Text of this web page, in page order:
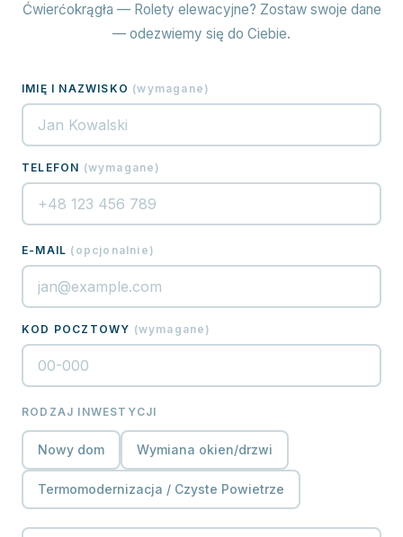
Ćwierćokrągła — Rolety elewacyjne? Zostaw swoje dane
— odezwiemy się do Ciebie.
IMIĘ I NAZWISKO (wymagane )
TELEFON (wymagane )
E-MAIL ( opcjonalnie )
KOD POCZTOWY (wymagane )
RODZAJ INWESTYCJI
Nowy dom Wymiana okien/drzwi
Termomodernizacja / Czyste Powietrze